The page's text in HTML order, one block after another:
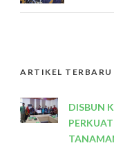
ARTIKEL TERBARU
DISBUN